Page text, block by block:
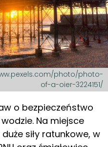
photo/photo-
of-a-oier-3224151/
o bezpieczeństwo
Na miejsce
siły ratunkowe, w